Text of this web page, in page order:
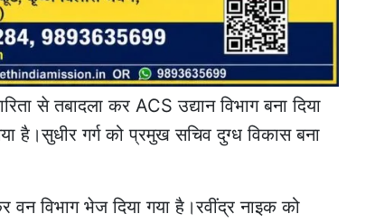
से तबादला कर ACS उद्यान विभाग बना दिया
है।सुधीर गर्ग को प्रमुख सचिव दुग्ध विकास बना
वन विभाग भेज दिया गया है।रवींद्र नाइक को